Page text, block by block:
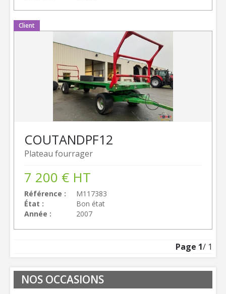
Client
Plateau fourrager
COUTANDPF12
Référence
M117383
État
Bon état
Année
2007
7 200 € HT
Page 1/ 1
NOS OCCASIONS